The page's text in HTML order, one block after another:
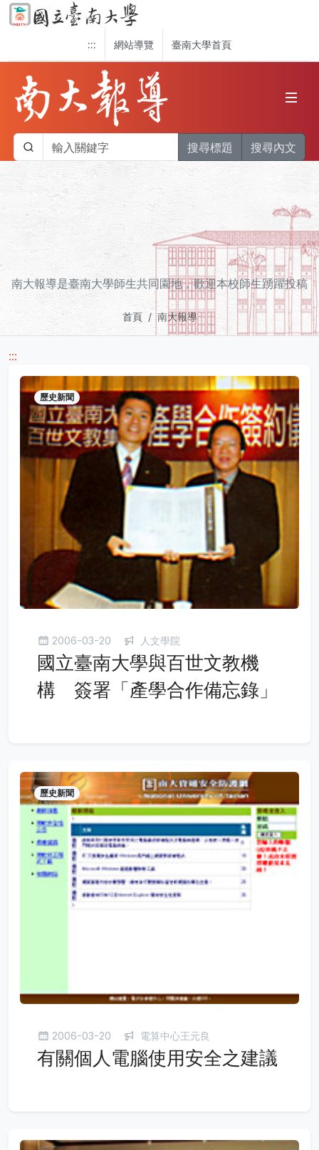
::: 網站導覽 臺南大學首頁
搜尋標題 搜尋內文
南大報導是臺南大學師生共同園地，歡迎本校師生踴躍投稿
首頁 南大報導
:::
歷史新聞
2006-03-20 人文學院
國立臺南大學與百世文教機
構 簽署「產學合作備忘錄」
歷史新聞
2006-03-20 電算中心王元良
有關個人電腦使用安全之建議